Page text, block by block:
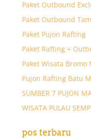
Paket Outbound
Paket Outbound
Paket Pujon Rafting
Paket Rafting +
Paket Wisata Bromo
Pujon Rafting Batu
SUMBER 7 PUJON
WISATA PULAU
pos terbaru